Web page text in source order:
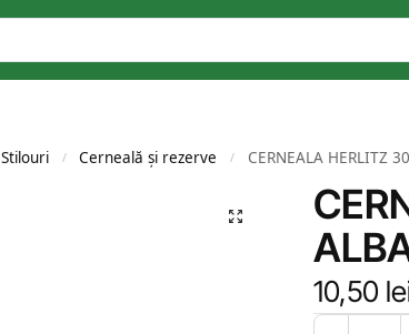
Stilouri / Cerneală și rezerve / CERNEALA HERLITZ
10,50